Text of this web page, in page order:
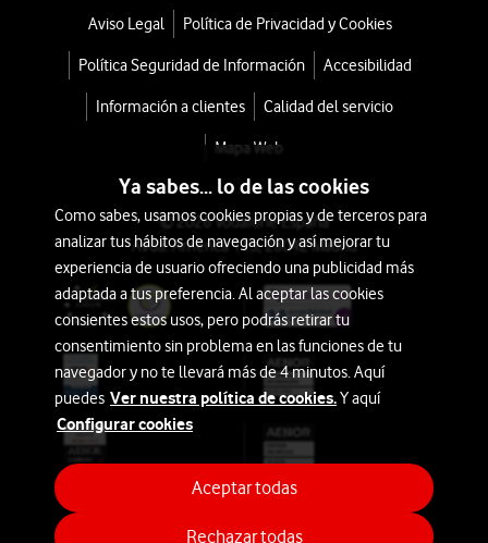
Almacenamiento
menos
Medio:
128GB
Aviso Legal Política de Privacidad y Cookies
Política Seguridad de Información Accesibilidad
Información a clientes Calidad del servicio
Mapa Web
© 2026 Vodafone España
Avda. América 115, 28042 Madrid
Ya sabes... lo de las cookies
Como sabes, usamos cookies propias y de terceros para
analizar tus hábitos de navegación y así mejorar tu
experiencia de usuario ofreciendo una publicidad más
adaptada a tus preferencia. Al aceptar las cookies
consientes estos usos, pero podrás retirar tu
consentimiento sin problema en las funciones de tu
navegador y no te llevará más de 4 minutos. Aquí
puedes Ver nuestra política de cookies.Y aquí
Configurar cookies
Rechazar todas
Aceptar todas